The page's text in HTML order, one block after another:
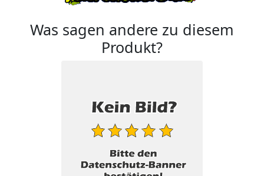
Was sagen andere zu diesem
Produkt?